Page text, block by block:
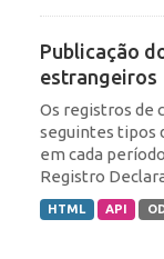
Publicação
estrangeiros
Os registros de
seguintes tipos
em cada
Registro
HTML API